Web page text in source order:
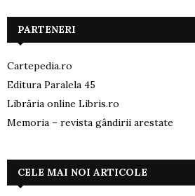
PARTENERI
Cartepedia.ro
Editura Paralela 45
Librăria online Libris.ro
Memoria – revista gândirii arestate
CELE MAI NOI ARTICOLE